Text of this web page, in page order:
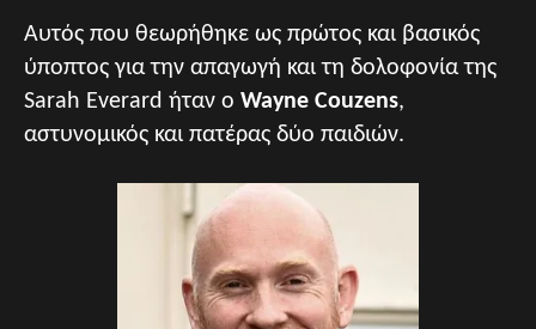
Αυτός που θεωρήθηκε ως πρώτος και βασικός
ύποπτος για την απαγωγή και τη δολοφονία της
Sarah Everard ήταν ο Wayne Couzens,
αστυνομικός και πατέρας δύο παιδιών.